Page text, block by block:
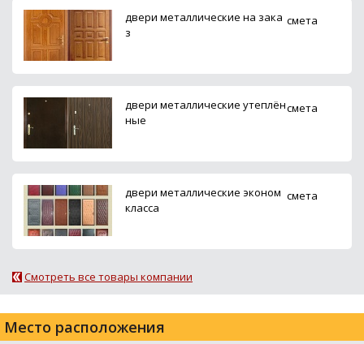
двери металлические на зака
з
смета
двери металлические утеплён
ные
смета
двери металлические эконом
класса
смета
Смотреть все товары компании
Место расположения